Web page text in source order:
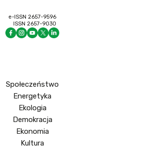
e-ISSN 2657-9596
ISSN 2657-9030
Społeczeństwo
Energetyka
Ekologia
Demokracja
Ekonomia
Kultura